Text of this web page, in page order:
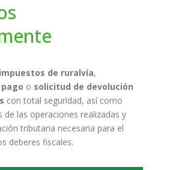
impuestos de ruralvía,
pago o solicitud de devolución
con total seguridad, así como
de las operaciones realizadas y
tributaria necesaria para el
deberes fiscales.